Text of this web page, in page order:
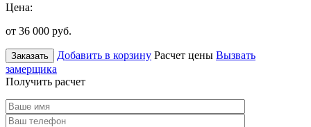
Цена:
от 36 000 руб.
Заказать Добавить в корзину Расчет цены Вызвать
замерщика
Получить расчет